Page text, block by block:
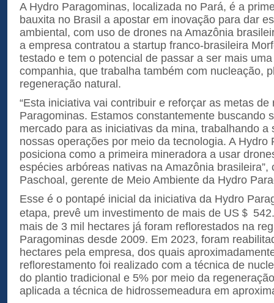
A Hydro Paragominas, localizada no Pará, é a
bauxita no Brasil a apostar em inovação para dar
ambiental, com uso de drones na Amazônia
a empresa contratou a startup franco-brasileira
testado e tem o potencial de passar a ser mais
companhia, que trabalha também com nucleação,
regeneração natural.
“Esta iniciativa vai contribuir e reforçar as metas
Paragominas. Estamos constantemente buscando
mercado para as iniciativas da mina, trabalhando a
nossas operações por meio da tecnologia. A Hydro
posiciona como a primeira mineradora a usar
espécies arbóreas nativas na Amazônia brasileira”,
Paschoal, gerente de Meio Ambiente da Hydro
Esse é o pontapé inicial da iniciativa da Hydro
etapa, prevê um investimento de mais de US＄
mais de 3 mil hectares já foram reflorestados na
Paragominas desde 2009. Em 2023, foram
hectares pela empresa, dos quais
reflorestamento foi realizado com a técnica de
do plantio tradicional e 5% por meio da
aplicada a técnica de hidrossemeadura em